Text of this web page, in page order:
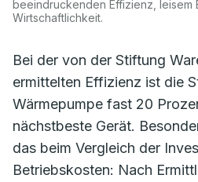
beeindruckenden Effizienz, leisem
Wirtschaftlichkeit.
Bei der von der Stiftung
ermittelten Effizienz ist die
Wärmepumpe fast 20
nächstbeste Gerät.
das beim Vergleich der
Betriebskosten: Nach